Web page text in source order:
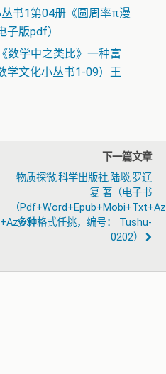
书1第04册《圆周率π漫
子版pdf）
数学中之类比》一种富
学文化小丛书1-09）王
）
下一篇文章
物质探微,科学出版社,陆埮,罗辽
复 著（电子书
（
多种格式任挑，编号： Tushu-
0202）